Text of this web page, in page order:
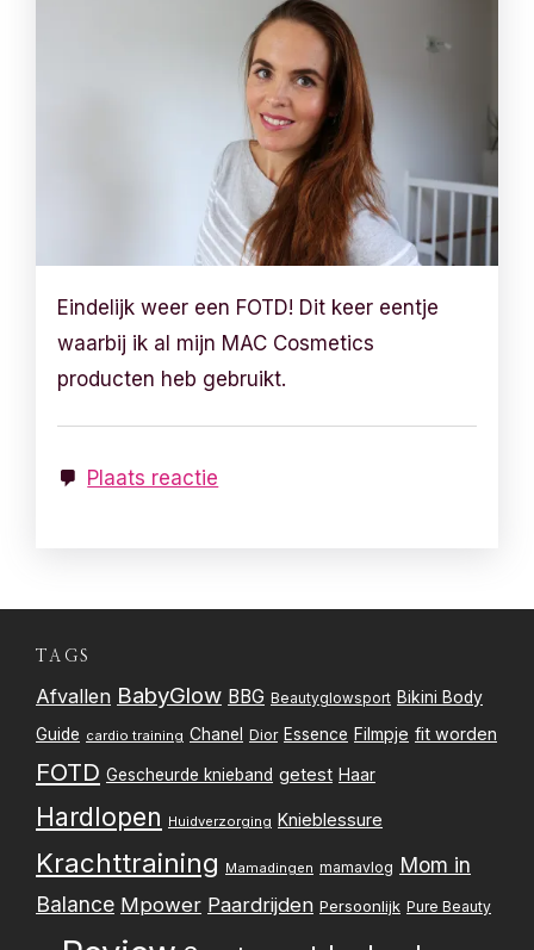
Eindelijk weer een FOTD! Dit keer eentje
waarbij ik al mijn MAC Cosmetics
producten heb gebruikt.
Plaats reactie
TAGS
Afvallen BabyGlow BBG Beautyglowsport Bikini Body
Guide cardio training Chanel Dior Essence Filmpje fit worden
FOTD Gescheurde knieband getest Haar
Hardlopen Huidverzorging Knieblessure
Krachttraining Mamadingen mamavlog Mom in
Balance Mpower Paardrijden Persoonlijk Pure Beauty